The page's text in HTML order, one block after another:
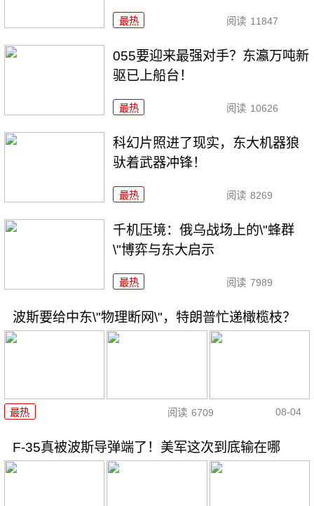
最热 阅读 11847
055要迎来最强对手？东瀛万吨新
驱已上船台！
最热 阅读 10626
科幻片照进了现实，东大机器狼
驮着武器冲锋！
最热 阅读 8269
千机压境：俄乌战场上的\"蜂群
\"博弈与东大启示
最热 阅读 7989
波斯要给中东\"物理断网\"，特朗普忙递橄榄枝？
最热 阅读 6709 08-04
F-35真被波斯导弹端了！美军这次到底输在哪